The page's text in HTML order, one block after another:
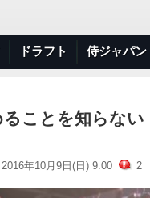
ドラフト 侍ジャパン
ことを知らない
2016年10月9日(日) 9:00 2